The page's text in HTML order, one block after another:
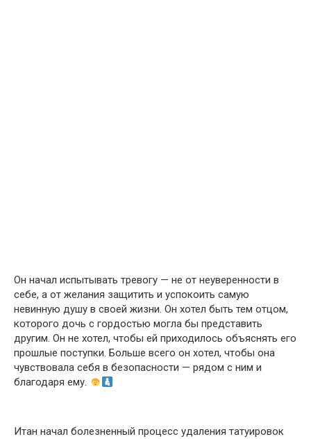
Он начал испытывать тревогу — не от неуверенности в
себе, а от желания защитить и успокоить самую
невинную душу в своей жизни. Он хотел быть тем отцом,
которого дочь с гордостью могла бы представить
другим. Он не хотел, чтобы ей приходилось объяснять его
прошлые поступки. Больше всего он хотел, чтобы она
чувствовала себя в безопасности — рядом с ним и
благодаря ему.
Итан начал болезненный процесс удаления татуировок